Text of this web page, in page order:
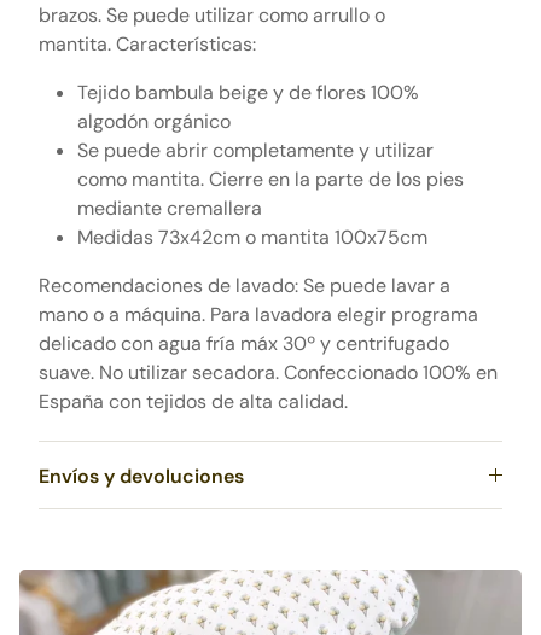
brazos. Se puede utilizar como arrullo o
mantita.Características:
Tejido bambula beige y de flores 100%
algodón orgánico
Se puede abrir completamente y utilizar
como mantita. Cierre en la parte de los pies
mediante cremallera
Medidas 73x42cm o mantita 100x75cm
Recomendaciones de lavado: Se puede lavar a
mano o a máquina. Para lavadora elegir programa
delicado con agua fría máx 30º y centrifugado
suave. No utilizar secadora. Confeccionado 100% en
España con tejidos de alta calidad.
Envíos y devoluciones